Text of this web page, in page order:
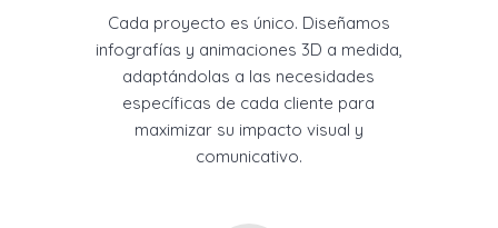
Cada proyecto es único. Diseñamos
infografías y animaciones 3D a medida,
adaptándolas a las necesidades
específicas de cada cliente para
maximizar su impacto visual y
comunicativo.